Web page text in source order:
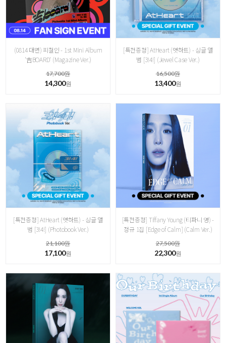
(0814 대면) 피철인 - 1st Mini Album
'吉BOARD' (Magazine Ver.)
17,700원
14,300원
[특전증정] AtHeart (앳하트) - 싱글 앨
범 [3!4!] (Jewel Case Ver.)
16,500원
13,400원
[특전증정] AtHeart (앳하트) - 싱글 앨
범 [3!4!] (Photobook Ver.)
21,100원
17,100원
[특전증정] Tiffany Young (티파니 영) -
정규 1집 [ Edge of Calm] ( Calm Ver.)
27,500원
22,300원